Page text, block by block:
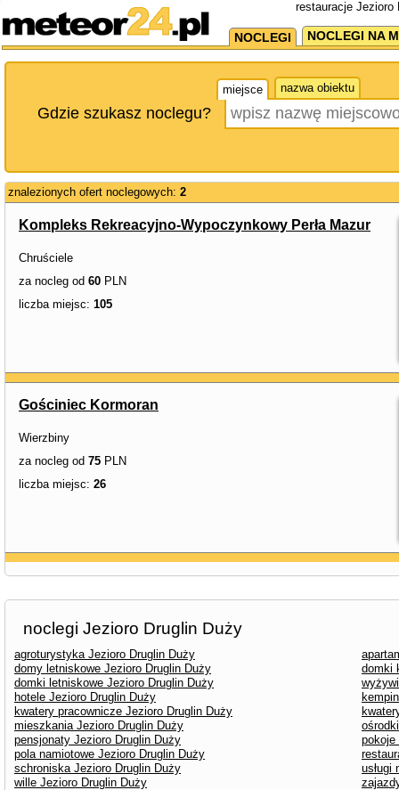
restauracje Jezioro
NOCLEGI NOCLEGI NA
miejsce nazwa obiektu
Gdzie szukasz noclegu?
znalezionych ofert noclegowych: 2
Kompleks Rekreacyjno-Wypoczynkowy Perła Mazur
Chruściele
za nocleg od 60 PLN
liczba miejsc: 105
Gościniec Kormoran
Wierzbiny
za nocleg od 75 PLN
liczba miejsc: 26
noclegi Jezioro Druglin Duży
agroturystyka Jezioro Druglin Duży
domy letniskowe Jezioro Druglin Duży
domki
domki letniskowe Jezioro Druglin Duży
hotele Jezioro Druglin Duży
kwatery pracownicze Jezioro Druglin Duży
mieszkania Jezioro Druglin Duży
pensjonaty Jezioro Druglin Duży
pokoje
pola namiotowe Jezioro Druglin Duży
schroniska Jezioro Druglin Duży
usługi
wille Jezioro Druglin Duży